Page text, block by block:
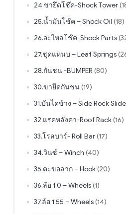
24.ขายึดโช๊ค-Shock Tower
25.น้ำมันโช๊ค – Shock Oil (18)
26.อะไหล่โช๊ค-Shock Parts
27.ชุดแหนบ – Leaf Springs
28.กันชน -BUMPER (80)
30.ขายึดกันชน (19)
31.บันไดข้าง – Side Rock
32.แรคหลังคา-Roof Rack (16)
33.โรลบาร์- Roll Bar (17)
34.วินซ์ – Winch (40)
35.ตะขอลาก – Hook (20)
36.ล้อ 1.0 – Wheels (1)
37.ล้อ 1.55 – Wheels (14)